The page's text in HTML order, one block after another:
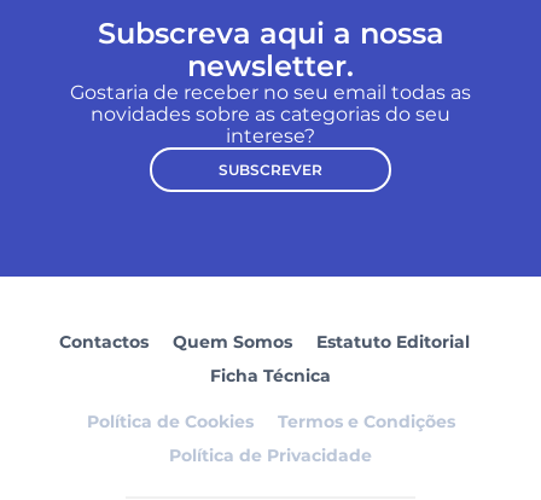
Subscreva aqui a nossa
newsletter.
Gostaria de receber no seu email todas as
novidades sobre as categorias do seu
interese?
SUBSCREVER
Contactos Quem Somos
Estatuto Editorial
Ficha Técnica
Política de Cookies
Termos e Condições
Política de Privacidade